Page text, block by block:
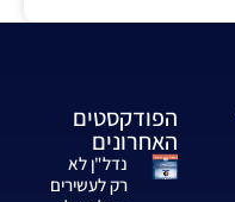
הפודקסטים
האחרונים
נדל"ן לא
רק לעשירים